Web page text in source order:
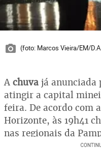
(foto: Marcos Vieira/EM/
A chuva já anunciada
atingir a capital
feira. De acordo com
Horizonte, às 19h41
nas regionais da